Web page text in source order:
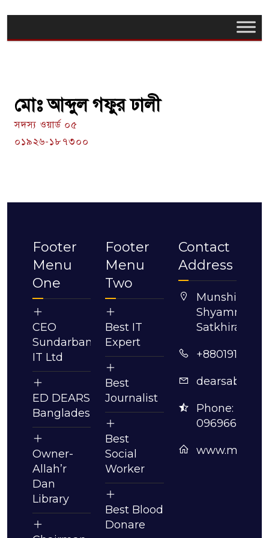
মোঃ আব্দুল গফুর ঢালী
সদস্য ওয়ার্ড ০৫
০১৯২৬-১৮৭৩০০
Footer
Menu
One
CEO
Sundarban
IT Ltd
ED DEARS
Bangladesh
Owner-
Allah’r
Dan
Library
Footer
Menu
Two
Best IT
Expert
Best
Journalist
Best
Social
Worker
Best Blood
Donare
Contact
Address
Munshigonj,
Shyamnagar,
Satkhira.
Phone:
09696630061